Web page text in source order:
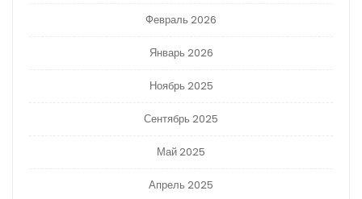
Февраль 2026
Январь 2026
Ноябрь 2025
Сентябрь 2025
Май 2025
Апрель 2025